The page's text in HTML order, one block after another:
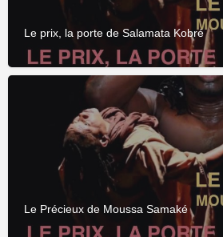
Le prix, la porte de Salamata Kobré
Le Précieux de Moussa Samaké